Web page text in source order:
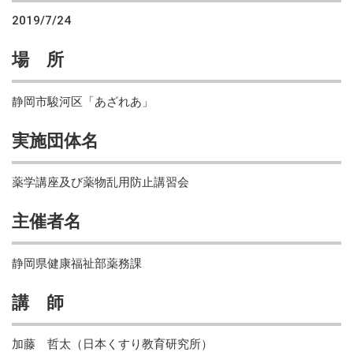
2019/7/24
場 所
静岡市駿河区「あざれあ」
実施団体名
薬学講座及び薬物乱用防止講習会
主催者名
静岡県健康福祉部薬務課
講 師
加藤 哲太（日本くすり教育研究所）